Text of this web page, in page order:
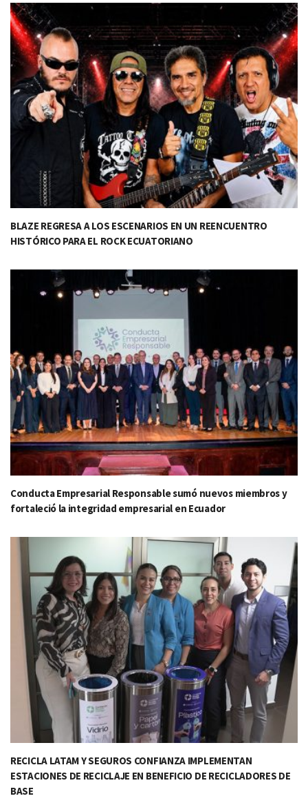
BLAZE REGRESA A LOS ESCENARIOS EN UN REENCUENTRO
HISTÓRICO PARA EL ROCK ECUATORIANO
Conducta Empresarial Responsable sumó nuevos miembros y
fortaleció la integridad empresarial en Ecuador
RECICLA LATAM Y SEGUROS CONFIANZA IMPLEMENTAN
ESTACIONES DE RECICLAJE EN BENEFICIO DE RECICLADORES DE
BASE​